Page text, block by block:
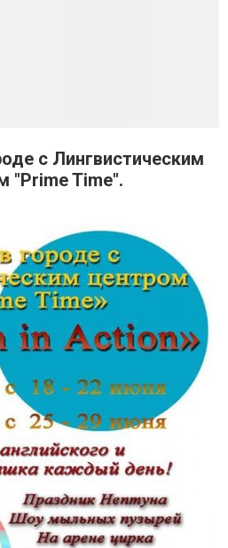
с Лингвистическим
"Prime Time".